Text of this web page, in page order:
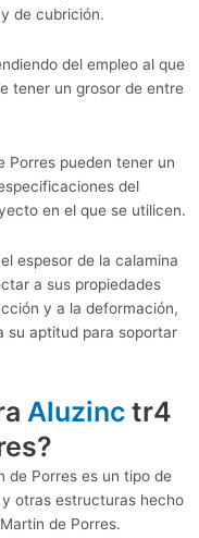
de cubrición.
del empleo al que
tener un grosor de entre
Porres pueden tener un
del
en el que se utilicen.
espesor de la calamina
a sus propiedades
y a la deformación,
su aptitud para soportar
Aluzinc tr4
de Porres es un tipo de
otras estructuras hecho
de Porres.